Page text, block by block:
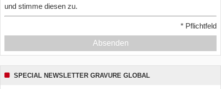
und stimme diesen zu.
* Pflichtfeld
Absenden
SPECIAL NEWSLETTER GRAVURE GLOBAL